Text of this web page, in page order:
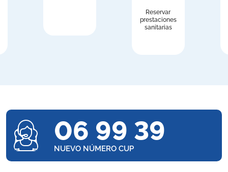
Reservar
prestaciones
sanitarias
06 99 39
NUEVO NÚMERO CUP